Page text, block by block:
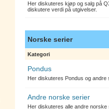
Her diskuteres kjøp og salg på
diskutere verdi på utgivelser.
Norske serier
Kategori
Pondus
Her diskuteres Pondus og
Andre norske serier
Her diskuteres alle andre